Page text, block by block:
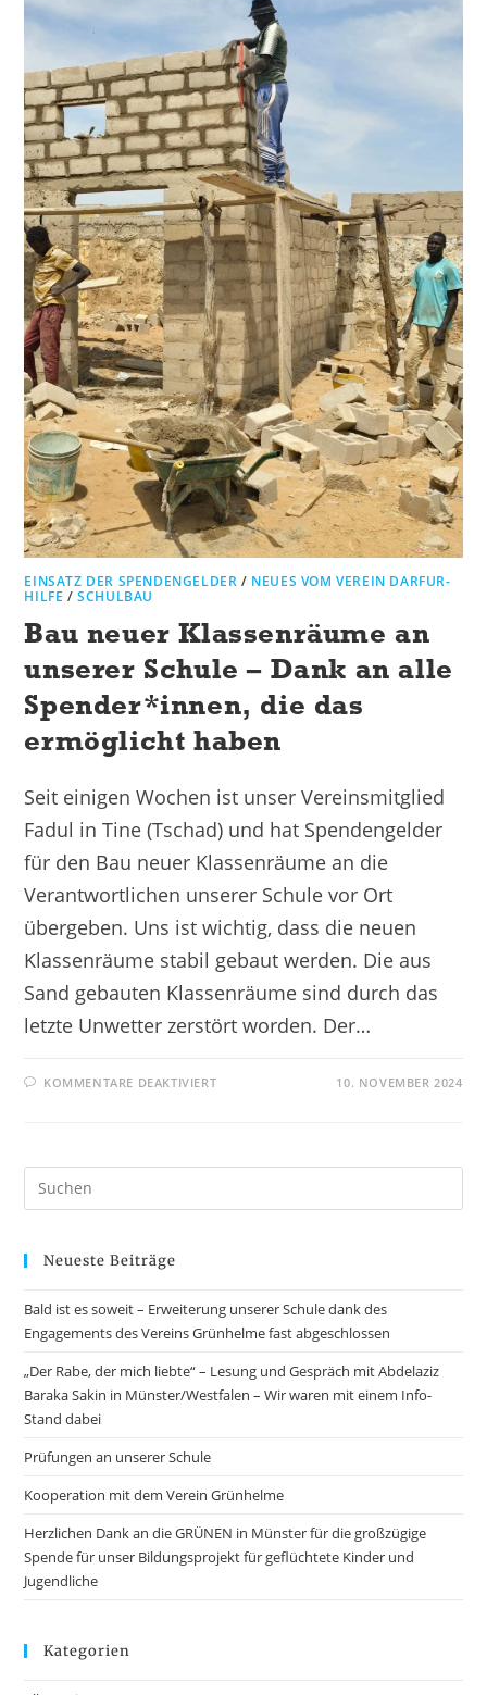
EINSATZ DER SPENDENGELDER / NEUES VOM VEREIN DARFUR-
HILFE /SCHULBAU
Bau neuer Klassenräume an
unserer Schule – Dank an alle
Spender*innen, die das
ermöglicht haben
Seit einigen Wochen ist unser Vereinsmitglied
Fadul in Tine (Tschad) und hat Spendengelder
für den Bau neuer Klassenräume an die
Verantwortlichen unserer Schule vor Ort
übergeben. Uns ist wichtig, dass die neuen
Klassenräume stabil gebaut werden. Die aus
Sand gebauten Klassenräume sind durch das
letzte Unwetter zerstört worden. Der…
KOMMENTARE DEAKTIVIERT 10. NOVEMBER 2024
Neueste Beiträge
Bald ist es soweit – Erweiterung unserer Schule dank des
Engagements des Vereins Grünhelme fast abgeschlossen
„Der Rabe, der mich liebte“ – Lesung und Gespräch mit Abdelaziz
Baraka Sakin in Münster/Westfalen – Wir waren mit einem Info-
Stand dabei
Prüfungen an unserer Schule
Kooperation mit dem Verein Grünhelme
Herzlichen Dank an die GRÜNEN in Münster für die großzügige
Spende für unser Bildungsprojekt für geflüchtete Kinder und
Jugendliche
Kategorien